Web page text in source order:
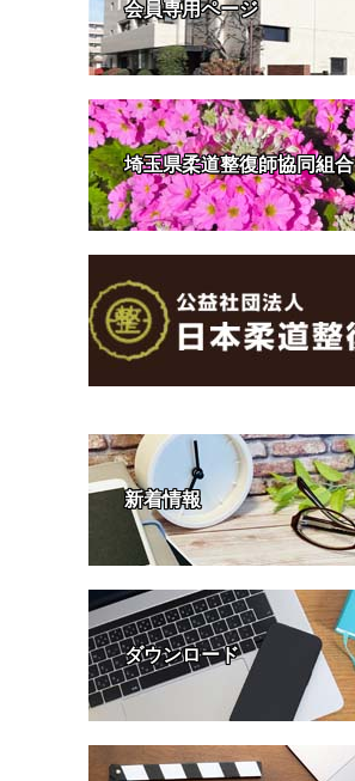
会員専用ページ
埼玉県柔道整復師協同組合
新着情報
ダウンロード